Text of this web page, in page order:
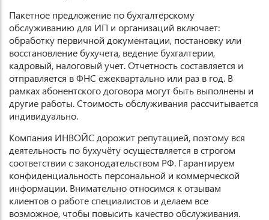
Пакетное предложение по бухгалтерскому
обслуживанию для ИП и организаций включает:
обработку первичной документации, постановку или
восстановление бухучета, ведение бухгалтерии,
кадровый, налоговый учет. Отчетность составляется и
отправляется в ФНС ежеквартально или раз в год. В
рамках абонентского договора могут быть выполнены и
другие работы. Стоимость обслуживания рассчитывается
индивидуально.
Компания ИНВОЙС дорожит репутацией, поэтому вся
деятельность по бухучёту осуществляется в строгом
соответствии с законодательством РФ. Гарантируем
конфиденциальность персональной и коммерческой
информации. Внимательно относимся к отзывам
клиентов о работе специалистов и делаем все
возможное, чтобы повысить качество обслуживания.